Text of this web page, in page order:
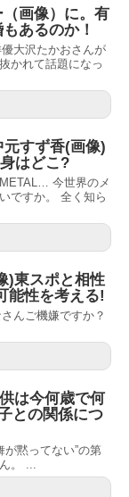
画像）に。有
あるのか！
大沢たかおさんが
かれて話題になっ
すず香(画像)
はどこ?
今世界のメ
ですか。 全く知ら
)東スポと相性
能性を考える!
んご機嫌ですか？
は今何歳で何
との関係につ
が黙ってない”の第
。 ...